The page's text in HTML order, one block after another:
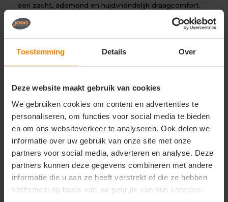
Toestemming Details Over
Deze website maakt gebruik van cookies
We gebruiken cookies om content en advertenties te
personaliseren, om functies voor social media te bieden
en om ons websiteverkeer te analyseren. Ook delen we
informatie over uw gebruik van onze site met onze
partners voor social media, adverteren en analyse. Deze
partners kunnen deze gegevens combineren met andere
informatie die u aan ze heeft verstrekt of die ze hebben
verzameld op basis van uw gebruik van hun services.
een zacht, ademend en huidvriendelijk draagcomfort.
comfortabel, maar tegelijkertijd stevig genoeg voor
Dankzij de natuurlijke katoenvezels heeft het shirt een
recht komen. Bovendien blijft het shirt langdurig mooi
door devorm- en kleurvaste kwaliteit , zelfs na
veelvuldig wassen.
De moderne pasvorm (modern fit) zorgt voor een nette
en representatieve uitstraling, terwijl het ademende
karakter van katoen bijdraagt aan extra draagcomfort
tijdens werkzaamheden. Dit maakt het Luanda shirt
een uitstekende keuze voor onder andere logistiek,
horeca, retail en kantooromgevingen.
Perfect voor: